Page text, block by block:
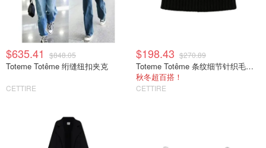
$635.41 $848.05
Toteme Totême 绗缝纽扣夹克
CETTIRE
$198.43 $270.89
Toteme Totême 条纹细节针织毛线帽
秋冬超百搭！
CETTIRE